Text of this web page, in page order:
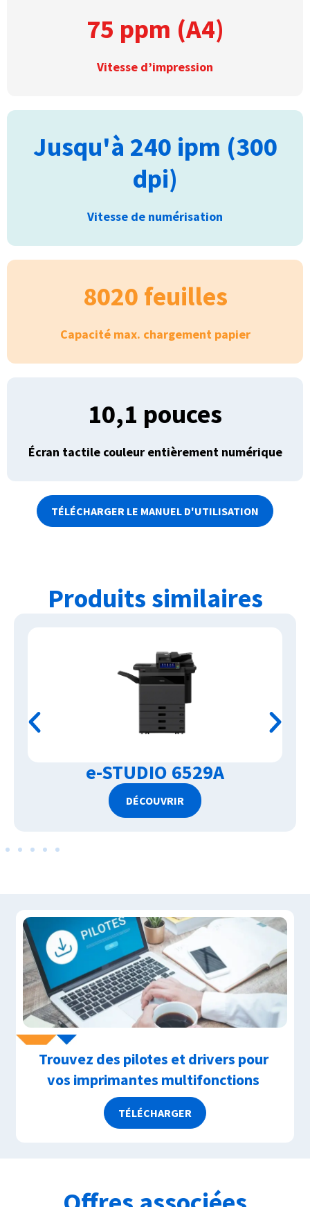
75 ppm (A4)
Vitesse d’impression
Jusqu'à 240 ipm (300
dpi)
Vitesse de numérisation
8020 feuilles
Capacité max. chargement papier
10,1 pouces
Écran tactile couleur entièrement numérique
TÉLÉCHARGER LE MANUEL D'UTILISATION
Produits similaires
e-STUDIO 6529A
DÉCOUVRIR
Trouvez des pilotes et drivers pour
vos imprimantes multifonctions
TÉLÉCHARGER